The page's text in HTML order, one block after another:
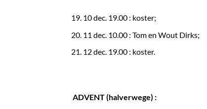
10 dec. 19.00 : koster;
11 dec. 10.00 : Tom en Wout Dirks;
12 dec. 19.00 : koster.
ADVENT (halverwege) :